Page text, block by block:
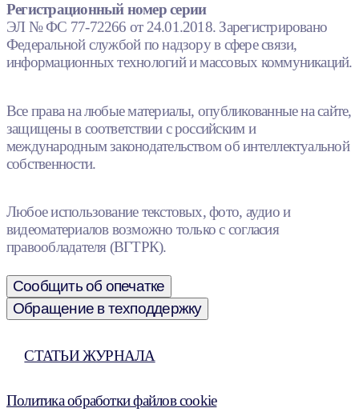
Регистрационный номер серии
ЭЛ № ФС 77-72266 от 24.01.2018. Зарегистрировано
Федеральной службой по надзору в сфере связи,
информационных технологий и массовых коммуникаций.
Все права на любые материалы, опубликованные на сайте,
защищены в соответствии с российским и
международным законодательством об интеллектуальной
собственности.
Любое использование текстовых, фото, аудио и
видеоматериалов возможно только с согласия
правообладателя (ВГТРК).
Сообщить об опечатке
Обращение в техподдержку
СТАТЬИ ЖУРНАЛА
Политика обработки файлов cookie